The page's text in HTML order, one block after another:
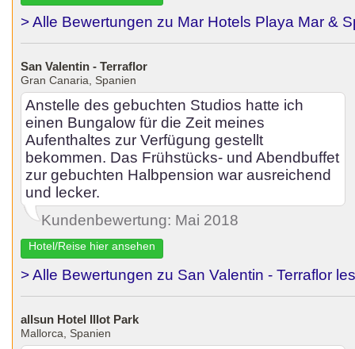
> Alle Bewertungen zu Mar Hotels Playa Mar &
San Valentin - Terraflor
Gran Canaria, Spanien
Anstelle des gebuchten Studios hatte ich
einen Bungalow für die Zeit meines
Aufenthaltes zur Verfügung gestellt
bekommen. Das Frühstücks- und Abendbuffet
zur gebuchten Halbpension war ausreichend
und lecker.
Kundenbewertung: Mai 2018
Hotel/Reise hier ansehen
> Alle Bewertungen zu San Valentin - Terraflor
allsun Hotel Illot Park
Mallorca, Spanien